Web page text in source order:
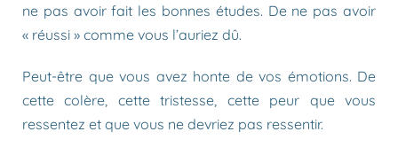
ne pas avoir fait les bonnes études. De ne pas avoir
« réussi » comme vous l’auriez dû.
Peut-être que vous avez honte de vos émotions. De
cette colère, cette tristesse, cette peur que vous
ressentez et que vous ne devriez pas ressentir.